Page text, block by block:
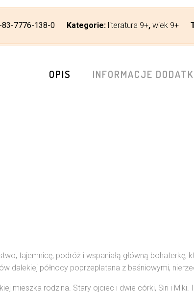
83-7776-138-0 Kategorie: literatura 9+, wiek 9+
OPIS INFORMACJE
tajemnicę, podróż i wspaniałą główną
dalekiej północy poprzeplatana z baśniowymi,
mieszka rodzina. Stary ojciec i dwie córki, Siri i Miki.